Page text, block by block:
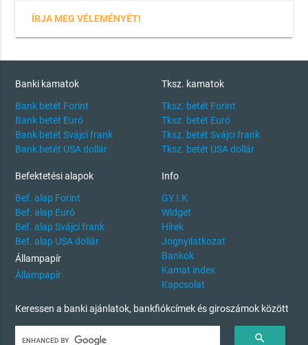
ÍRJA MEG VÉLEMÉNYÉT!
Banki kamatok
Bank betét Forint
Bank betét Euró
Bank betét Svájci frank
Bank betét USA dollár
Tksz. kamatok
Tksz. betét Forint
Tksz. betét Euró
Tksz. betét Svájci frank
Tksz. betét USA dollár
Befektetési alapok
Bef. alap Forint
Bef. alap Euró
Bef. alap Svájci frank
Bef. alap USA dollár
Állampapír
Állampapír
Info
GY.I.K
Widget
Hírek
Jognyilatkozat
Bankok
Kamat index
Kapcsolat
Keressen a banki ajánlatok, bankfiókcímek és giroszámok között
search